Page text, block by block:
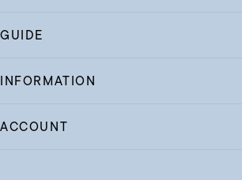
GUIDE
INFORMATION
ACCOUNT